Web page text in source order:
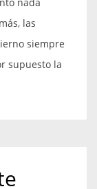
las
siempre
supuesto la